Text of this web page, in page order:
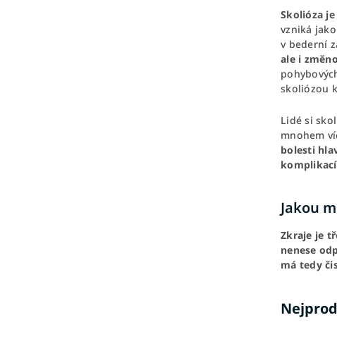
Skolióza
vzniká
v bederní
ale i
skoliózou
Lidé si
mnohem
bolesti
Jakou
Zkraje je
nenese
má tedy